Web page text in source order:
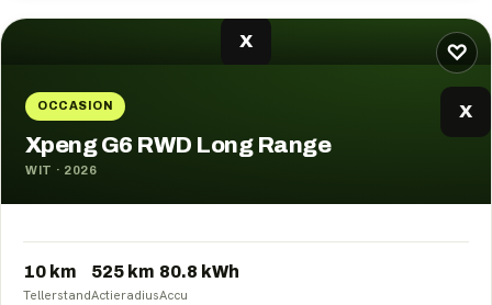
♡
X
OCCASION X
Xpeng G6 RWD Long Range
WIT · 2026
10 km
Tellerstand
525 km
Actieradius
80.8 kWh
Accu